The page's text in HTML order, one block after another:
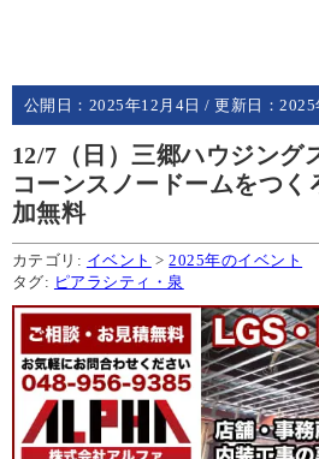
公開日： 2025年12月4日 / 更新日：2025
12/7（日）三郷ハウジング
コーンスノードームをつく
加無料
カテゴリ: イベント >2025年のイベント
タグ: ピアラシティ・泉